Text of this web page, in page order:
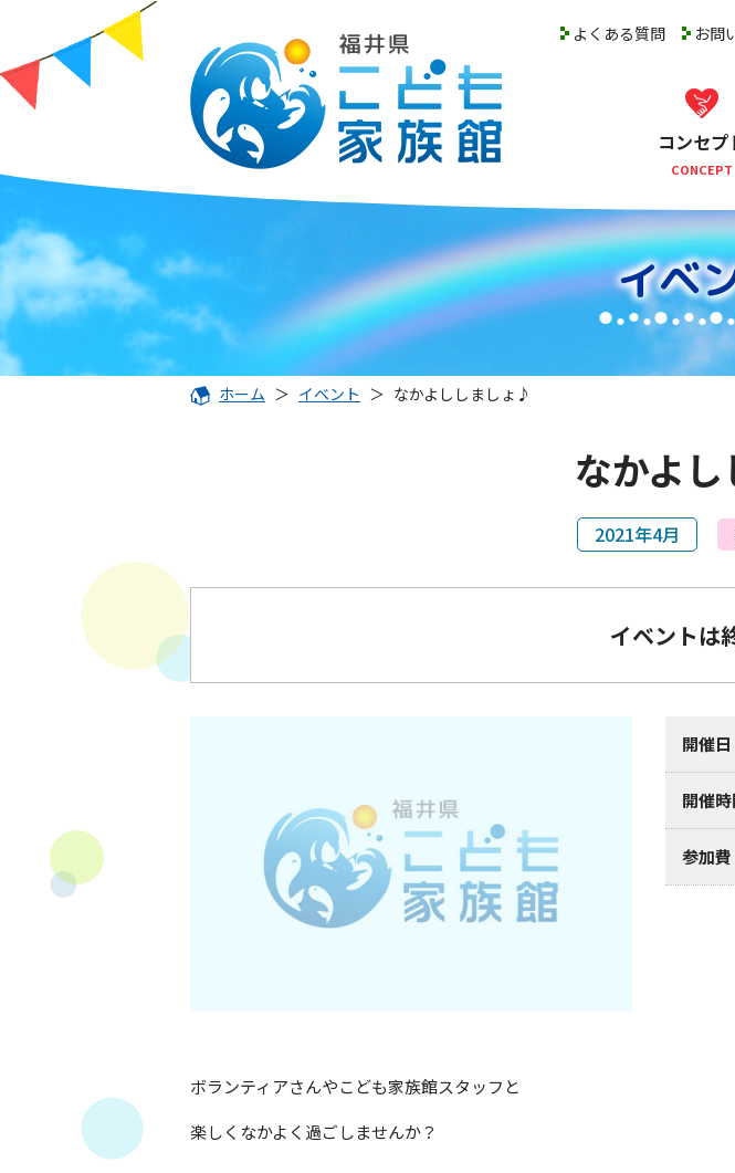
よくある質問 お問
コンセプ
CONCEPT
イベ
ホーム ＞ イベント ＞ なかよししましょ♪
なかよ
2021年4月
イベントは
ボランティアさんやこども家族館スタッフと
楽しくなかよく過ごしませんか？
開催日
開催
参加費